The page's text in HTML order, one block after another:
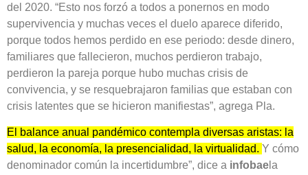
del 2020. “Esto nos forzó a todos a ponernos en modo
supervivencia y muchas veces el duelo aparece diferido,
porque todos hemos perdido en ese periodo: desde dinero,
familiares que fallecieron, muchos perdieron trabajo,
perdieron la pareja porque hubo muchas crisis de
convivencia, y se resquebrajaron familias que estaban con
crisis latentes que se hicieron manifiestas”, agrega Pla.
El balance anual pandémico contempla diversas aristas: la
salud, la economía, la presencialidad, la virtualidad. Y cómo
denominador común la incertidumbre”, dice a infobae la